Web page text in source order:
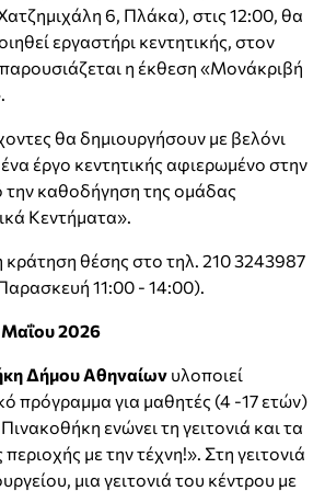
6, Πλάκα), στις 12:00, θα
εργαστήρι κεντητικής, στον
η έκθεση «Μονάκριβή
θα δημιουργήσουν με βελόνι
έργο κεντητικής αφιερωμένο στην
την καθοδήγηση της ομάδας
Κεντήματα».
κράτηση θέσης στο τηλ. 210 3243987
11:00 - 14:00).
Μαΐου 2026
Δήμου Αθηναίων υλοποιεί
πρόγραμμα για μαθητές (4 -17 ετών)
ενώνει τη γειτονιά και τα
με την τέχνη!». Στη γειτονιά
μια γειτονιά του κέντρου με